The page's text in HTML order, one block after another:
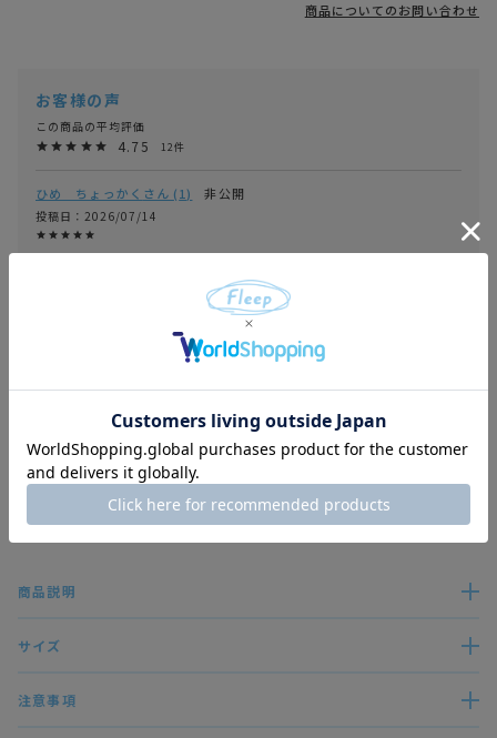
商品についてのお問い合わせ
4.75 12
ひめ ちょっかく 1 非公開
投稿日 2026/07/14
非公開
肌触りが良く暖かい素晴らしい商品です。大満足です。ありがとうございまし
た。
商品説明
サイズ
注意事項